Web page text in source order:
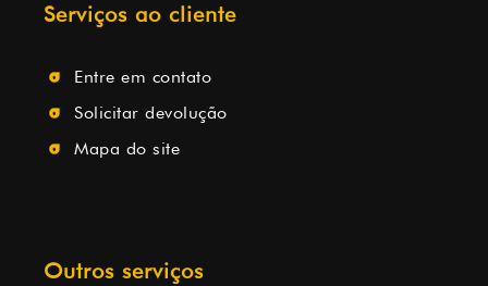
Serviços ao cliente
Entre em contato
Solicitar devolução
Mapa do site
Outros serviços